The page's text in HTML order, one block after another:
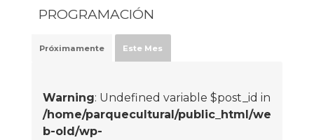
PROGRAMACIÓN
Próximamente Este Mes
Warning: Undefined variable $post_id in
/home/parquecultural/public_html/we
b-old/wp-